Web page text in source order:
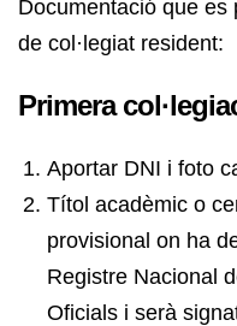
Documentació que es
de col·legiat resident:
Primera
Aportar DNI i foto
Títol acadèmic o
provisional on ha
Registre Nacional
Oficials i serà